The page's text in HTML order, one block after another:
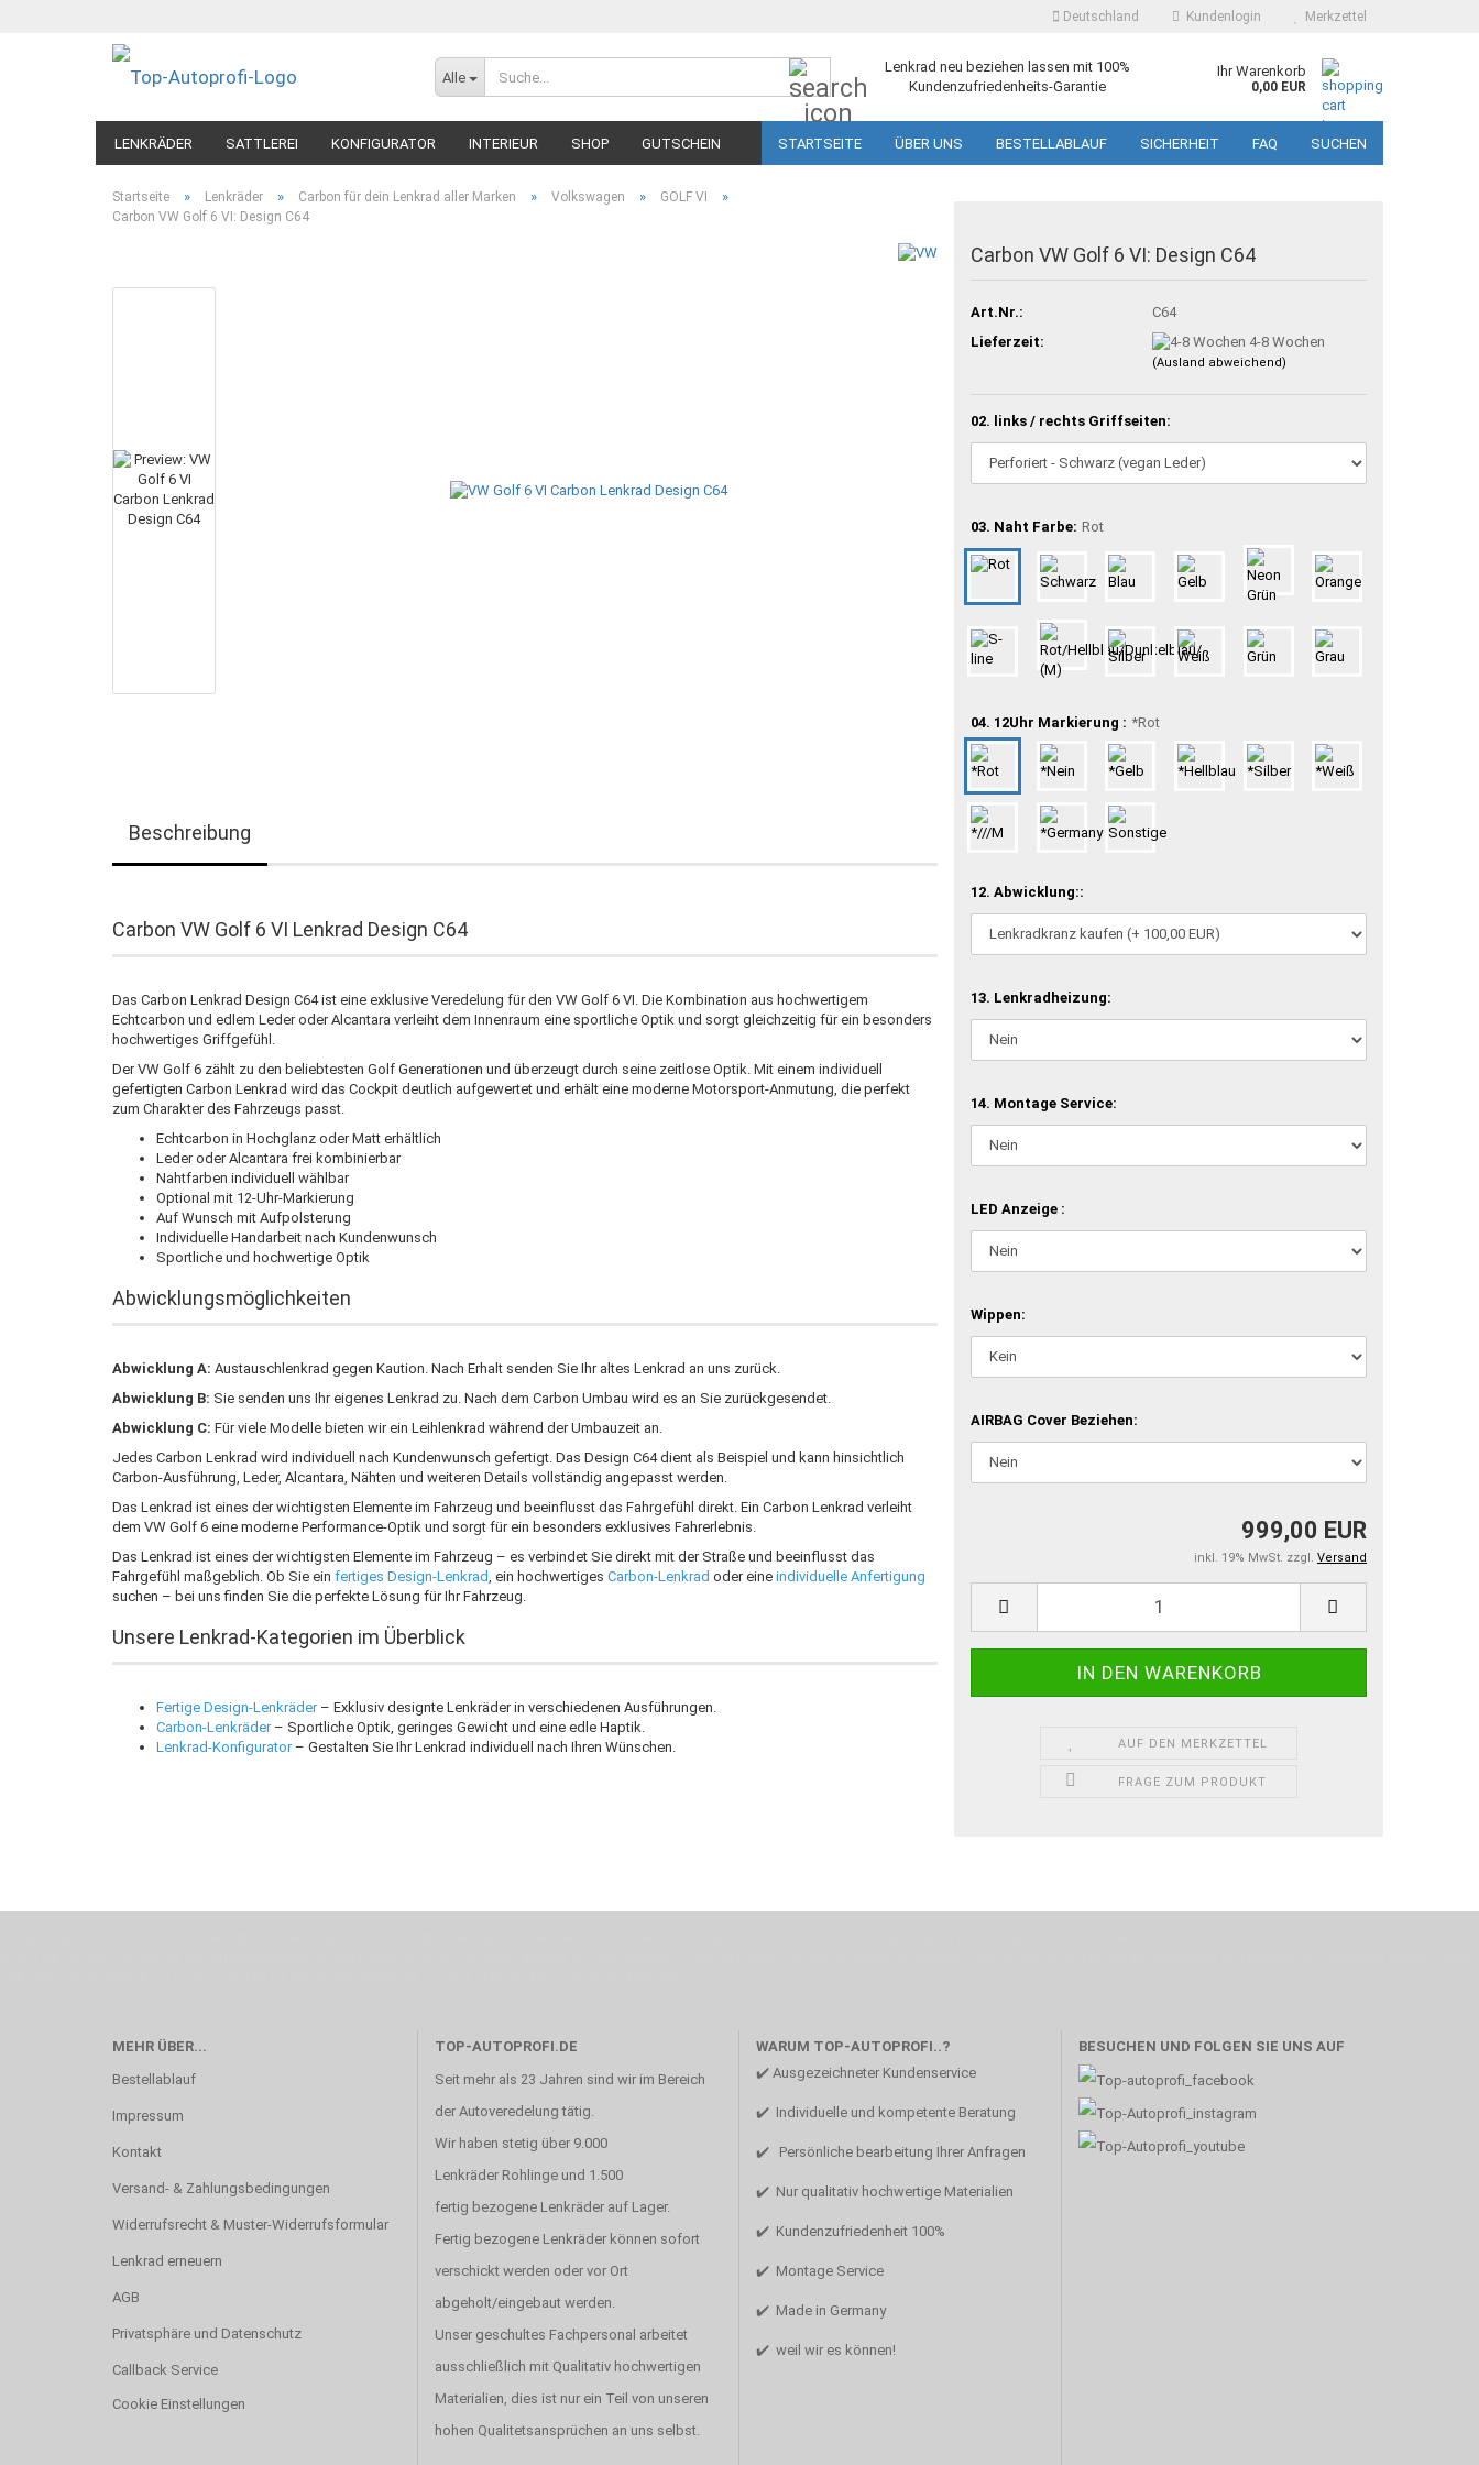
Deutschland Kundenlogin Merkzettel
Alle
Lenkrad neu beziehen lassen mit 100%
Kundenzufriedenheits-Garantie
Ihr Warenkorb
0,00 EUR
LENKRÄDER SATTLEREI KONFIGURATOR INTERIEUR SHOP GUTSCHEIN STARTSEITE ÜBER UNS BESTELLABLAUF SICHERHEIT FAQ SUCHEN
Startseite » Lenkräder » Carbon für dein Lenkrad aller Marken » Volkswagen » GOLF VI »
Carbon VW Golf 6 VI: Design C64
Carbon VW Golf 6 VI: Design C64
Art.Nr.:
C64
Lieferzeit:
4-8 Wochen
(Ausland abweichend)
02. links / rechts Griffseiten:
03. Naht Farbe: Rot
04. 12Uhr Markierung : *Rot
12. Abwicklung::
13. Lenkradheizung:
14. Montage Service:
LED Anzeige :
Wippen:
AIRBAG Cover Beziehen:
999,00 EUR
inkl. 19% MwSt. zzgl. Versand
AUF DEN MERKZETTEL
FRAGE ZUM PRODUKT
Beschreibung
Carbon VW Golf 6 VI Lenkrad Design C64
Das Carbon Lenkrad Design C64 ist eine exklusive Veredelung für den VW Golf 6 VI. Die Kombination aus hochwertigem
Echtcarbon und edlem Leder oder Alcantara verleiht dem Innenraum eine sportliche Optik und sorgt gleichzeitig für ein besonders
hochwertiges Griffgefühl.
Der VW Golf 6 zählt zu den beliebtesten Golf Generationen und überzeugt durch seine zeitlose Optik. Mit einem individuell
gefertigten Carbon Lenkrad wird das Cockpit deutlich aufgewertet und erhält eine moderne Motorsport-Anmutung, die perfekt
zum Charakter des Fahrzeugs passt.
Echtcarbon in Hochglanz oder Matt erhältlich
Leder oder Alcantara frei kombinierbar
Nahtfarben individuell wählbar
Optional mit 12-Uhr-Markierung
Auf Wunsch mit Aufpolsterung
Individuelle Handarbeit nach Kundenwunsch
Sportliche und hochwertige Optik
Abwicklungsmöglichkeiten
Abwicklung A: Austauschlenkrad gegen Kaution. Nach Erhalt senden Sie Ihr altes Lenkrad an uns zurück.
Abwicklung B: Sie senden uns Ihr eigenes Lenkrad zu. Nach dem Carbon Umbau wird es an Sie zurückgesendet.
Abwicklung C: Für viele Modelle bieten wir ein Leihlenkrad während der Umbauzeit an.
Jedes Carbon Lenkrad wird individuell nach Kundenwunsch gefertigt. Das Design C64 dient als Beispiel und kann hinsichtlich
Carbon-Ausführung, Leder, Alcantara, Nähten und weiteren Details vollständig angepasst werden.
Das Lenkrad ist eines der wichtigsten Elemente im Fahrzeug und beeinflusst das Fahrgefühl direkt. Ein Carbon Lenkrad verleiht
dem VW Golf 6 eine moderne Performance-Optik und sorgt für ein besonders exklusives Fahrerlebnis.
Das Lenkrad ist eines der wichtigsten Elemente im Fahrzeug – es verbindet Sie direkt mit der Straße und beeinflusst das
Fahrgefühl maßgeblich. Ob Sie ein fertiges Design-Lenkrad, ein hochwertiges Carbon-Lenkrad oder eine individuelle Anfertigung
suchen – bei uns finden Sie die perfekte Lösung für Ihr Fahrzeug.
Unsere Lenkrad-Kategorien im Überblick
Fertige Design-Lenkräder– Exklusiv designte Lenkräder in verschiedenen Ausführungen.
Carbon-Lenkräder– Sportliche Optik, geringes Gewicht und eine edle Haptik.
Lenkrad-Konfigurator– Gestalten Sie Ihr Lenkrad individuell nach Ihren Wünschen.
MEHR ÜBER...
Bestellablauf
Impressum
Kontakt
Versand- & Zahlungsbedingungen
Widerrufsrecht & Muster-Widerrufsformular
Lenkrad erneuern
AGB
Privatsphäre und Datenschutz
Callback Service
Cookie Einstellungen
TOP-AUTOPROFI.DE
Seit mehr als 23 Jahren sind wir im Bereich
der Autoveredelung tätig.
Wir haben stetig über 9.000
Lenkräder Rohlinge und 1.500
fertig bezogene Lenkräder auf Lager.
Fertig bezogene Lenkräder können sofort
verschickt werden oder vor Ort
abgeholt/eingebaut werden.
Unser geschultes Fachpersonal arbeitet
ausschließlich mit Qualitativ hochwertigen
Materialien, dies ist nur ein Teil von unseren
hohen Qualitetsansprüchen an uns selbst.
WARUM TOP-AUTOPROFI..?
✔️ Ausgezeichneter Kundenservice
✔️ Individuelle und kompetente Beratung
✔️ Persönliche bearbeitung Ihrer Anfragen
✔️ Nur qualitativ hochwertige Materialien
✔️ Kundenzufriedenheit 100%
✔️ Montage Service
✔️ Made in Germany
✔️ weil wir es können!
BESUCHEN UND FOLGEN SIE UNS AUF